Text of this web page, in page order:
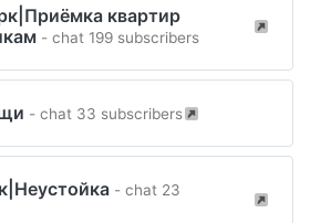
квартир
- chat 199 subscribers
- chat 33 subscribers
- chat 23